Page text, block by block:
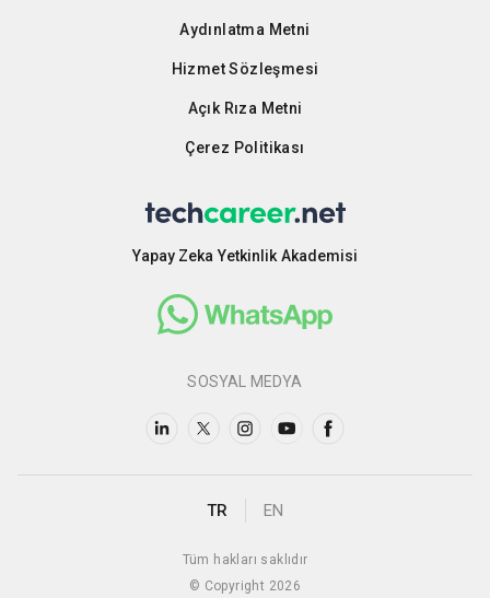
Aydınlatma Metni
Hizmet Sözleşmesi
Açık Rıza Metni
Çerez Politikası
Yapay Zeka Yetkinlik Akademisi
SOSYAL MEDYA
TR EN
Tüm hakları saklıdır
© Copyright 2026